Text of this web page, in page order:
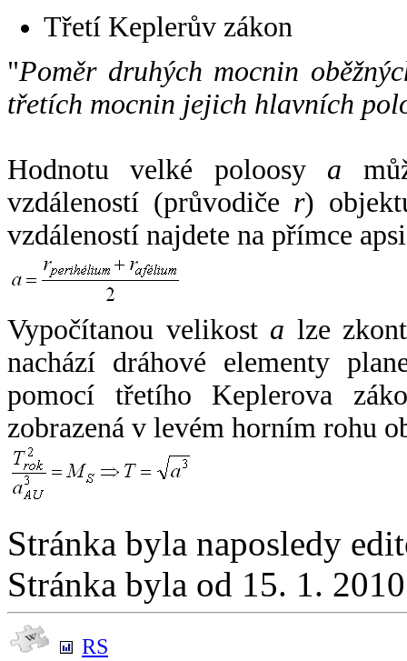
Třetí Keplerův zákon
"Poměr druhých mocnin
třetích mocnin jejich hlavních
Hodnotu velké poloosy a
vzdáleností (průvodiče r)
vzdáleností najdete na přímce
Vypočítanou velikost a lze
nachází dráhové elementy
pomocí třetího Keplerova
zobrazená v levém horním rohu
Stránka byla naposledy
Stránka byla od 15. 1.
RS